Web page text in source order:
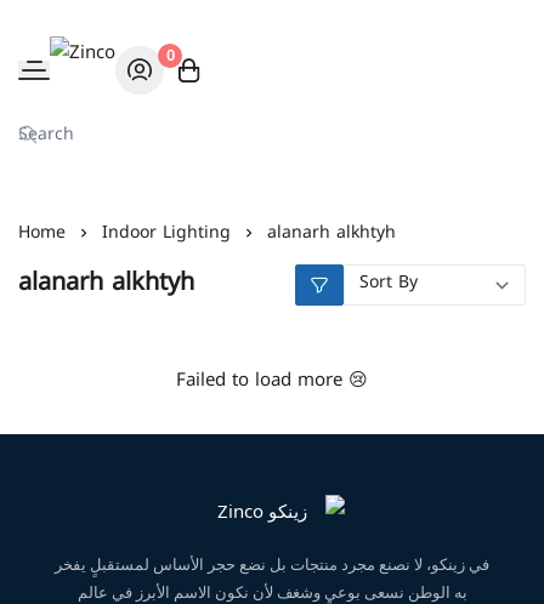
Zinco
0
Home Indoor Lighting alanarh alkhtyh
alanarh alkhtyh
Failed to load more 😢
في زينكو، لا نصنع مجرد منتجات بل نضع حجر الأساس لمستقبلٍ يفخر
به الوطن نسعى بوعيٍ وشغف لأن نكون الاسم الأبرز في عالم